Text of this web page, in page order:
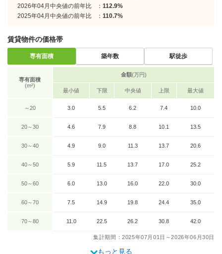
2026年04月中央値の前年比
： 112.9%
2025年04月中央値の前年比
： 110.7%
賃貸物件の価格帯
専有面積 築年数 駅徒歩
専有面積
(m²)
金額(万円)
最小値 下限 中央値 上限 最大値
～20 3.0 5.5 6.2 7.4 10.0
20～30 4.6 7.9 8.8 10.1 13.5
30～40 4.9 9.0 11.3 13.7 20.6
40～50 5.9 11.5 13.7 17.0 25.2
50～60 6.0 13.0 16.0 22.0 30.0
60～70 7.5 14.9 19.8 24.4 35.0
70～80 11.0 22.5 26.2 30.8 42.0
集計期間：2025年07月01日～2026年06月30日
もっと見る